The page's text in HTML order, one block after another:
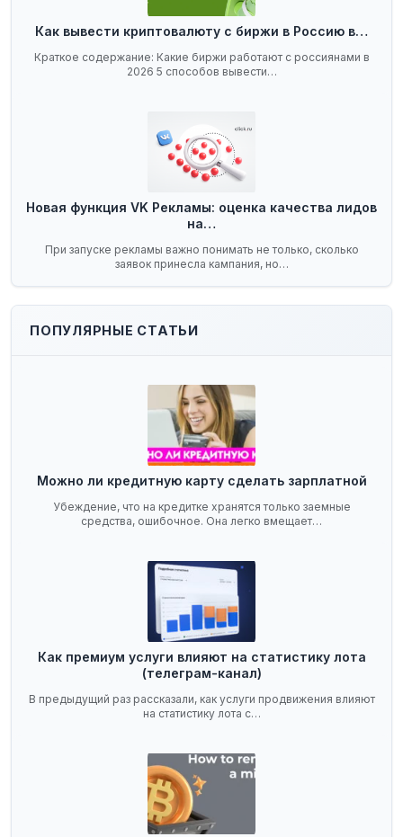
Как вывести криптовалюту с биржи в Россию в…
Краткое содержание: Какие биржи работают с россиянами в
2026 5 способов вывести…
Новая функция VK Рекламы: оценка качества лидов
на…
При запуске рекламы важно понимать не только, сколько
заявок принесла кампания, но…
ПОПУЛЯРНЫЕ СТАТЬИ
Можно ли кредитную карту сделать зарплатной
Убеждение, что на кредитке хранятся только заемные
средства, ошибочное. Она легко вмещает…
Как премиум услуги влияют на статистику лота
(телеграм-канал)
В предыдущий раз рассказали, как услуги продвижения влияют
на статистику лота с…